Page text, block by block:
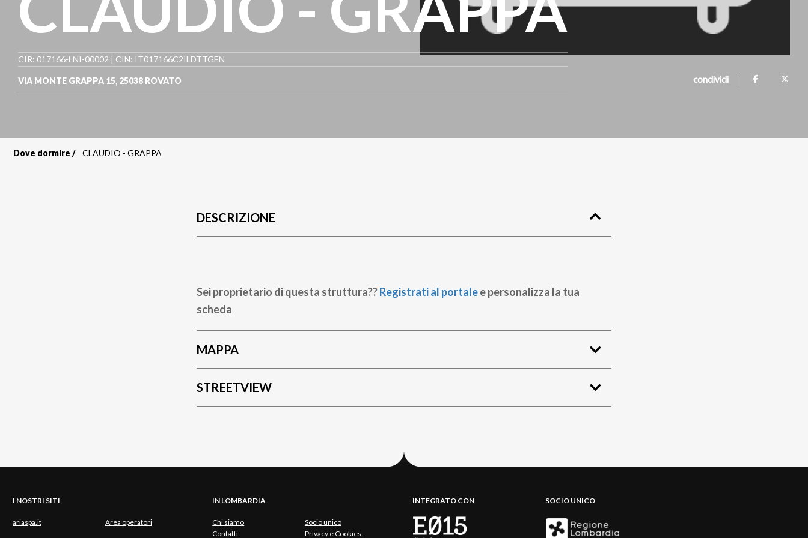
CIR: 017166-LNI-00002 | CIN: IT017166C2ILDTTGEN
VIA MONTE GRAPPA 15, 25038 ROVATO condividi
Dove dormire CLAUDIO - GRAPPA
DESCRIZIONE
Sei proprietario di questa struttura??Registrati al portalee personalizza la tua
scheda
MAPPA
STREETVIEW
I NOSTRI SITI
ariaspa.it Area operatori
IN LOMBARDIA
Chi siamo
Socio unico
Contatti
Privacy e Cookies
INTEGRATO CON SOCIO UNICO